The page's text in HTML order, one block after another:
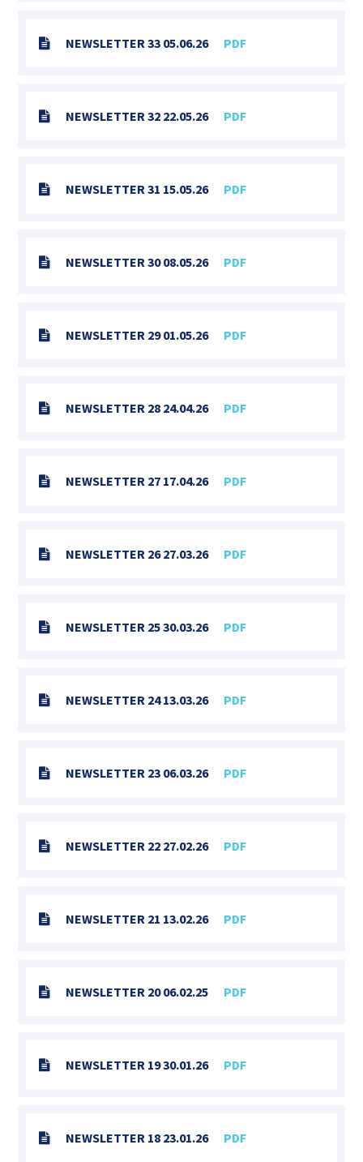
NEWSLETTER 33 05.06.26 PDF
NEWSLETTER 32 22.05.26 PDF
NEWSLETTER 31 15.05.26 PDF
NEWSLETTER 30 08.05.26 PDF
NEWSLETTER 29 01.05.26 PDF
NEWSLETTER 28 24.04.26 PDF
NEWSLETTER 27 17.04.26 PDF
NEWSLETTER 26 27.03.26 PDF
NEWSLETTER 25 30.03.26 PDF
NEWSLETTER 24 13.03.26 PDF
NEWSLETTER 23 06.03.26 PDF
NEWSLETTER 22 27.02.26 PDF
NEWSLETTER 21 13.02.26 PDF
NEWSLETTER 20 06.02.25 PDF
NEWSLETTER 19 30.01.26 PDF
NEWSLETTER 18 23.01.26 PDF